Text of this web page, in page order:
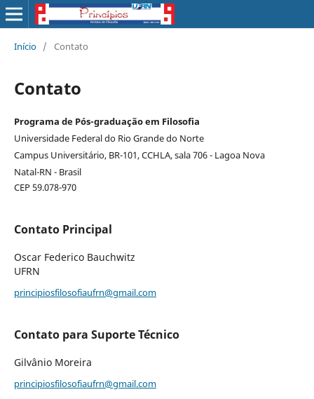
Início / Contato
Contato
Programa de Pós-graduação em Filosofia
Universidade Federal do Rio Grande do Norte
Campus Universitário, BR-101, CCHLA, sala 706 - Lagoa Nova
Natal-RN - Brasil
CEP 59.078-970
Contato Principal
Oscar Federico Bauchwitz
UFRN
principiosfilosofiaufrn@gmail.com
Contato para Suporte Técnico
Gilvânio Moreira
principiosfilosofiaufrn@gmail.com